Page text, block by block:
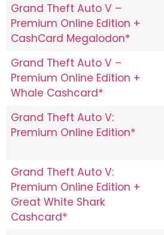
Grand Theft Auto V –
Premium Online Edition +
CashCard Megalodon*
Grand Theft Auto V –
Premium Online Edition +
Whale Cashcard*
Grand Theft Auto V:
Premium Online Edition*
Grand Theft Auto V:
Premium Online Edition +
Great White Shark
Cashcard*